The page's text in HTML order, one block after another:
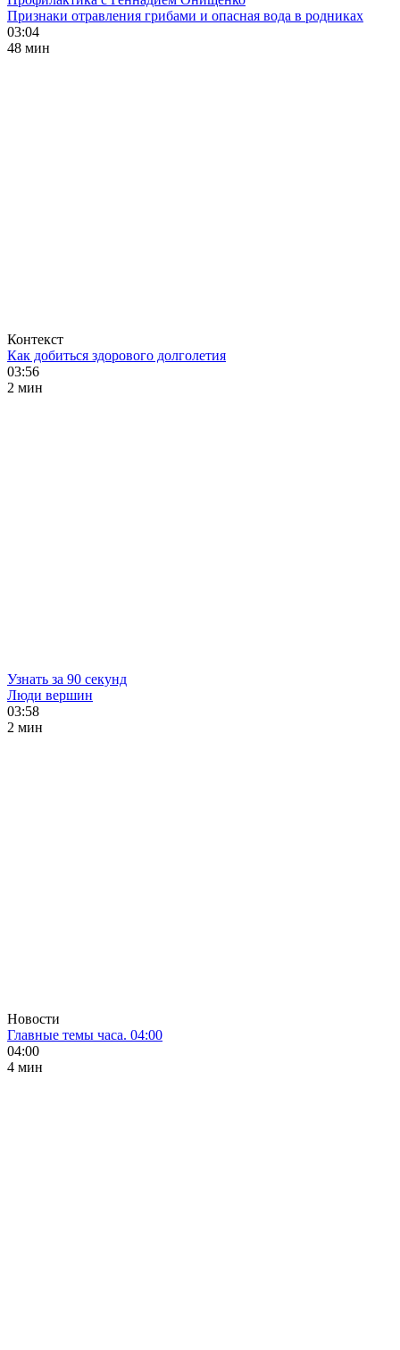
Признаки отравления грибами и опасная вода в родниках
03:04
48 мин
Контекст
Как добиться здорового долголетия
03:56
2 мин
Узнать за 90 секунд
Люди вершин
03:58
2 мин
Новости
Главные темы часа. 04:00
04:00
4 мин